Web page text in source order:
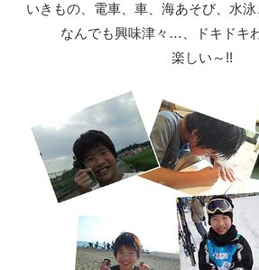
いきもの、電車、車、海あそび、水
なんでも興味津々…、ドキドキ
楽しい～!!